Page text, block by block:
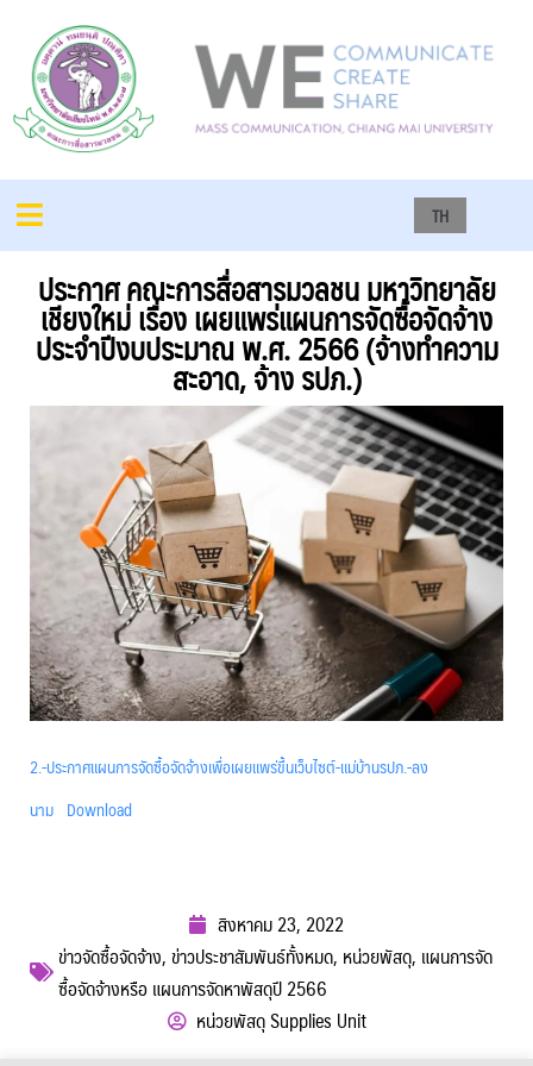
TH
ประกาศ คณะการสื่อสารมวลชน มหาวิทยาลัย
เชียงใหม่ เรื่อง เผยแพร่แผนการจัดซื้อจัดจ้าง
ประจำปีงบประมาณ พ.ศ. 2566 (จ้างทำความ
สะอาด, จ้าง รปภ.)
2.-ประกาศแผนการจัดซื้อจัดจ้างเพื่อเผยแพร่ขึ้นเว็บไซต์-แม่บ้านรปภ.-ลง
นาม Download
สิงหาคม 23, 2022
ข่าวจัดซื้อจัดจ้าง,ข่าวประชาสัมพันธ์ทั้งหมด, หน่วยพัสดุ, แผนการจัด
ซื้อจัดจ้างหรือ แผนการจัดหาพัสดุปี 2566
หน่วยพัสดุ Supplies Unit